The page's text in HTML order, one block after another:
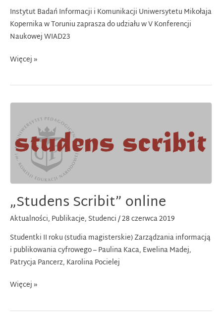
Instytut Badań Informacji i Komunikacji Uniwersytetu Mikołaja
Kopernika w Toruniu zaprasza do udziału w V Konferencji
Naukowej WIAD23
V
Naukowa
odnajdowanie
drogi”
Więcej »
„Studens Scribit” online
Aktualności, Publikacje, Studenci/28 czerwca 2019
Studentki II roku (studia magisterskie) Zarządzania informacją
i publikowania cyfrowego – Paulina Kaca, Ewelina Madej,
Patrycja Pancerz, Karolina Pocielej
„Studens
online
Więcej »